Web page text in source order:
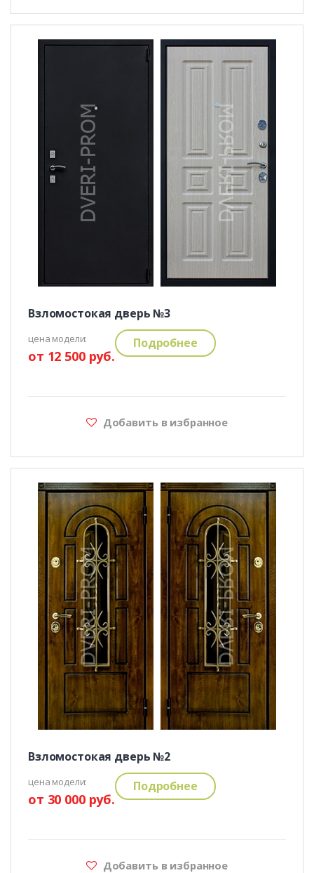
Взломостокая дверь №3
цена модели:
от 12 500 руб.
Подробнее
Добавить в избранное
Взломостокая дверь №2
цена модели:
от 30 000 руб.
Подробнее
Добавить в избранное